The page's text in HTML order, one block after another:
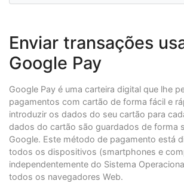
"street1": "Av.
"street2":
"city"
"state"
"country"
: "MX"
"postalCode"
"0000000"
"phone" : "7563126"
}
},
"payer": {
"merchantPayerId": "1",
"fullName":
"First name
"contactPhone"
"transactionDate": null,
"referenceQuestionnaire":
"extraParameters": {
"BANK_REFERENCED_CODE"
"PAYMENT_WAY_ID"
"additionalInfo": {
"paymentNetwork":
"rejectionType" :
"cardType": "CREDIT",
"transactionType" :
}
}
Enviar transações
Google Pay
Google Pay é uma carteira digital que lhe
pagamentos com cartão de forma fácil e
introduzir os dados do seu cartão para
dados do cartão são guardados de forma
Google. Este método de pagamento está
todos os dispositivos (smartphones e
independentemente do Sistema
todos os navegadores Web.